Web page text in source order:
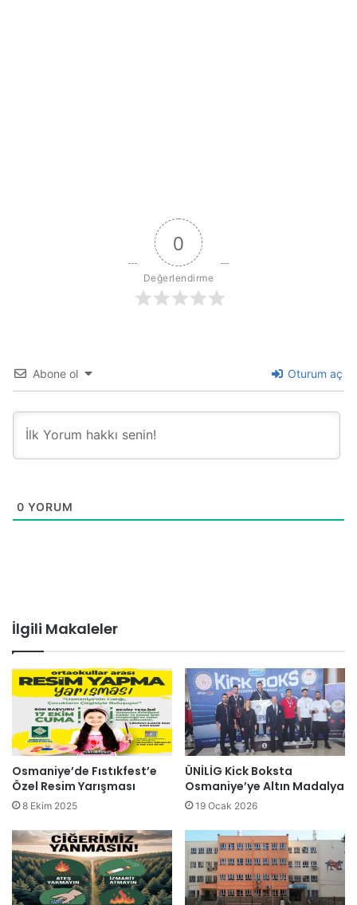
0
Değerlendirme
Abone ol Oturum aç
0 YORUM
İlgili Makaleler
Osmaniye’de Fıstıkfest’e
Özel Resim Yarışması
8 Ekim 2025
ÜNİLİG Kick Boksta
Osmaniye’ye Altın Madalya
19 Ocak 2026